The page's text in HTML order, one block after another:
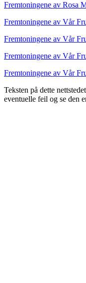
Fremtoningene av Rosa
Fremtoningene av Vår
Fremtoningene av Vår
Fremtoningene av Vår
Fremtoningene av Vår
Teksten på dette
eventuelle feil og se den